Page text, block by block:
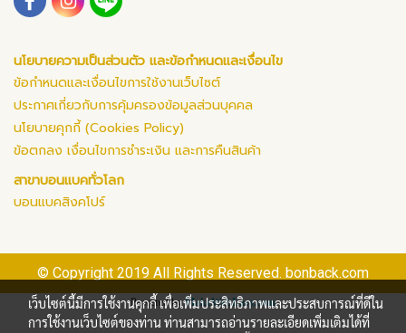
นโยบายความเป็นส่วนตัว และข้อกำหนดและเงื่อนไข
ข้อกำหนดและเงื่อนไขการใช้งานเว็บไซต์
ประกาศเกี่ยวกับการคุ้มครองข้อมูลส่วนบุคคล
นโยบายคุกกี้ (Cookies Policy)
ข้อตกลง เงื่อนไขการชำระเงิน และการคืนสินค้า
สาขาบอนแบคทั่วโลก
บอนแบคสิงคโปร์
© Copyright 2019 All Rights Reserved. bonback.com
Powered byMakeWebEasy.com
เว็บไซต์นี้มีการใช้งานคุกกี้ เพื่อเพิ่มประสิทธิภาพและประสบการณ์ที่ดีใน
การใช้งานเว็บไซต์ของท่าน ท่านสามารถอ่านรายละเอียดเพิ่มเติมได้ที่